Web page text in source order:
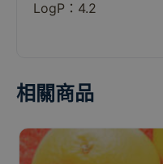
LogP：4.2
相關商品